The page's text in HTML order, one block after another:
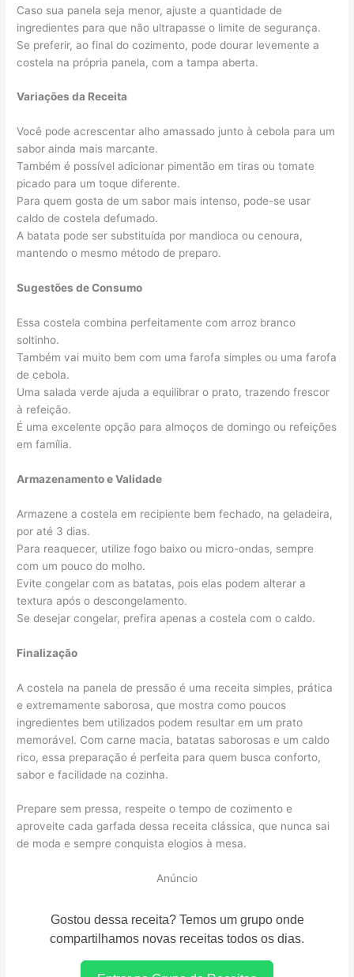
Caso sua panela seja menor, ajuste a quantidade de
ingredientes para que não ultrapasse o limite de segurança.
Se preferir, ao final do cozimento, pode dourar levemente a
costela na própria panela, com a tampa aberta.
Variações da Receita
Você pode acrescentar alho amassado junto à cebola para um
sabor ainda mais marcante.
Também é possível adicionar pimentão em tiras ou tomate
picado para um toque diferente.
Para quem gosta de um sabor mais intenso, pode-se usar
caldo de costela defumado.
A batata pode ser substituída por mandioca ou cenoura,
mantendo o mesmo método de preparo.
Sugestões de Consumo
Essa costela combina perfeitamente com arroz branco
soltinho.
Também vai muito bem com uma farofa simples ou uma farofa
de cebola.
Uma salada verde ajuda a equilibrar o prato, trazendo frescor
à refeição.
É uma excelente opção para almoços de domingo ou refeições
em família.
Armazenamento e Validade
Armazene a costela em recipiente bem fechado, na geladeira,
por até 3 dias.
Para reaquecer, utilize fogo baixo ou micro-ondas, sempre
com um pouco do molho.
Evite congelar com as batatas, pois elas podem alterar a
textura após o descongelamento.
Se desejar congelar, prefira apenas a costela com o caldo.
Finalização
A costela na panela de pressão é uma receita simples, prática
e extremamente saborosa, que mostra como poucos
ingredientes bem utilizados podem resultar em um prato
memorável. Com carne macia, batatas saborosas e um caldo
rico, essa preparação é perfeita para quem busca conforto,
sabor e facilidade na cozinha.
Prepare sem pressa, respeite o tempo de cozimento e
aproveite cada garfada dessa receita clássica, que nunca sai
de moda e sempre conquista elogios à mesa.
Anúncio
Gostou dessa receita? Temos um grupo onde
compartilhamos novas receitas todos os dias.